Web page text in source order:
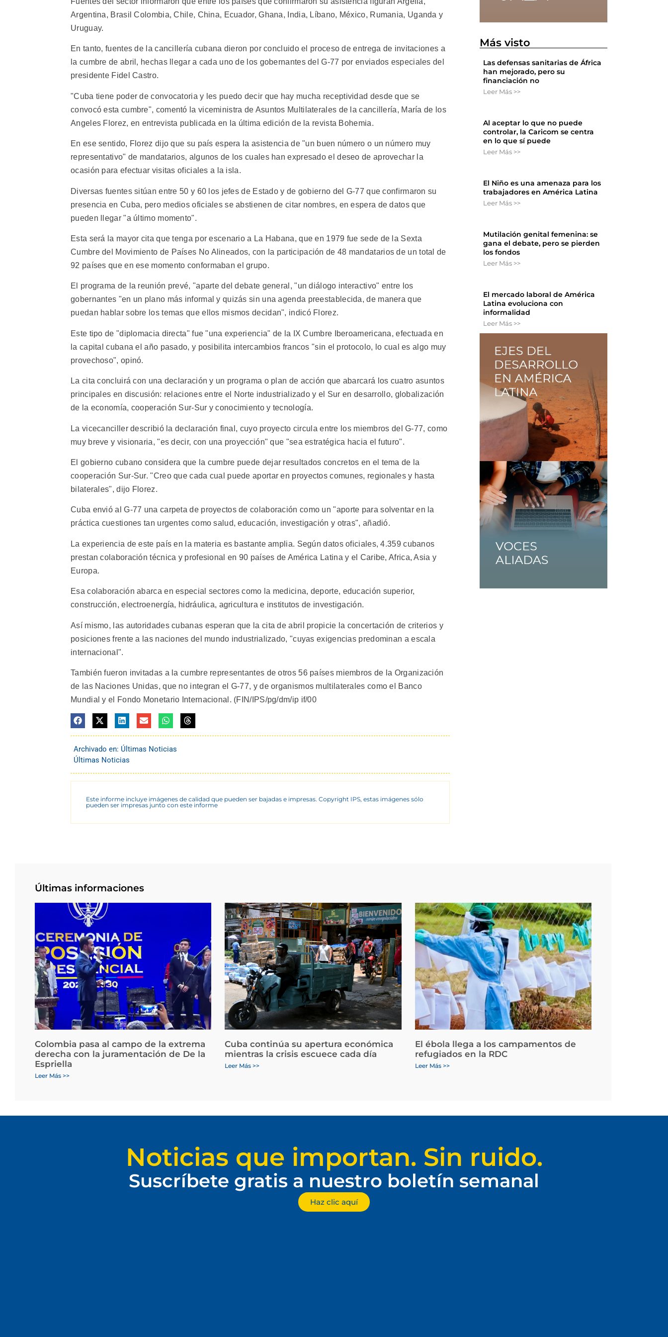
Argentina, Brasil Colombia, Chile, China, Ecuador, Ghana, India, Líbano, México, Rumania, Uganda y
Uruguay.
En tanto, fuentes de la cancillería cubana dieron por concluido el proceso de entrega de invitaciones a
la cumbre de abril, hechas llegar a cada uno de los gobernantes del G-77 por enviados especiales del
presidente Fidel Castro.
"Cuba tiene poder de convocatoria y les puedo decir que hay mucha receptividad desde que se
convocó esta cumbre", comentó la viceministra de Asuntos Multilaterales de la cancillería, María de los
Angeles Florez, en entrevista publicada en la última edición de la revista Bohemia.
En ese sentido, Florez dijo que su país espera la asistencia de "un buen número o un número muy
representativo" de mandatarios, algunos de los cuales han expresado el deseo de aprovechar la
ocasión para efectuar visitas oficiales a la isla.
Diversas fuentes sitúan entre 50 y 60 los jefes de Estado y de gobierno del G-77 que confirmaron su
presencia en Cuba, pero medios oficiales se abstienen de citar nombres, en espera de datos que
pueden llegar "a último momento".
Esta será la mayor cita que tenga por escenario a La Habana, que en 1979 fue sede de la Sexta
Cumbre del Movimiento de Países No Alineados, con la participación de 48 mandatarios de un total de
92 países que en ese momento conformaban el grupo.
El programa de la reunión prevé, "aparte del debate general, "un diálogo interactivo" entre los
gobernantes "en un plano más informal y quizás sin una agenda preestablecida, de manera que
puedan hablar sobre los temas que ellos mismos decidan", indicó Florez.
Este tipo de "diplomacia directa" fue "una experiencia" de la IX Cumbre Iberoamericana, efectuada en
la capital cubana el año pasado, y posibilita intercambios francos "sin el protocolo, lo cual es algo muy
provechoso", opinó.
La cita concluirá con una declaración y un programa o plan de acción que abarcará los cuatro asuntos
principales en discusión: relaciones entre el Norte industrializado y el Sur en desarrollo, globalización
de la economía, cooperación Sur-Sur y conocimiento y tecnología.
La vicecanciller describió la declaración final, cuyo proyecto circula entre los miembros del G-77, como
muy breve y visionaria, "es decir, con una proyección" que "sea estratégica hacia el futuro".
El gobierno cubano considera que la cumbre puede dejar resultados concretos en el tema de la
cooperación Sur-Sur. "Creo que cada cual puede aportar en proyectos comunes, regionales y hasta
bilaterales", dijo Florez.
Cuba envió al G-77 una carpeta de proyectos de colaboración como un "aporte para solventar en la
práctica cuestiones tan urgentes como salud, educación, investigación y otras", añadió.
La experiencia de este país en la materia es bastante amplia. Según datos oficiales, 4.359 cubanos
prestan colaboración técnica y profesional en 90 países de América Latina y el Caribe, Africa, Asia y
Europa.
Esa colaboración abarca en especial sectores como la medicina, deporte, educación superior,
construcción, electroenergía, hidráulica, agricultura e institutos de investigación.
Así mismo, las autoridades cubanas esperan que la cita de abril propicie la concertación de criterios y
posiciones frente a las naciones del mundo industrializado, "cuyas exigencias predominan a escala
internacional".
También fueron invitadas a la cumbre representantes de otros 56 países miembros de la Organización
de las Naciones Unidas, que no integran el G-77, y de organismos multilaterales como el Banco
Mundial y el Fondo Monetario Internacional. (FIN/IPS/pg/dm/ip if/00
Archivado en: Últimas Noticias
Últimas Noticias
Este informe incluye imágenes de calidad que pueden ser bajadas e impresas. Copyright IPS, estas imágenes sólo
pueden ser impresas junto con este informe
Más visto
Las defensas sanitarias de África
han mejorado, pero su
financiación no
Leer Más >>
Al aceptar lo que no puede
controlar, la Caricom se centra
en lo que sí puede
Leer Más >>
El Niño es una amenaza para los
trabajadores en América Latina
Leer Más >>
Mutilación genital femenina: se
gana el debate, pero se pierden
los fondos
Leer Más >>
El mercado laboral de América
Latina evoluciona con
informalidad
Leer Más >>
Últimas informaciones
Colombia pasa al campo de la extrema
derecha con la juramentación de De la
Espriella
Leer Más >>
Cuba continúa su apertura económica
mientras la crisis escuece cada día
Leer Más >>
El ébola llega a los campamentos de
refugiados en la RDC
Leer Más >>
Noticias que importan. Sin ruido.
Suscríbete gratis a nuestro boletín semanal
Haz clic aquí